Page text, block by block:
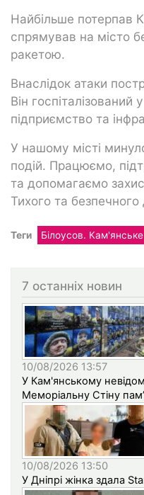
Найбільше потерпав
спрямував на місто
ракетою.
Внаслідок атаки
Він госпіталізований
підприємство та
У нашому місті
подій. Працюємо,
та допомагаємо
Тихого та безпечного
Теги Білоусов. Кам'янське
7 останніх новин
10/08/2026 13:57
У Кам'янському
Меморіальну Стіну
10/08/2026 13:50
У Дніпрі жінка здала